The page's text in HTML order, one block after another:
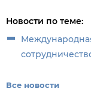
Новости по теме:
Все новости